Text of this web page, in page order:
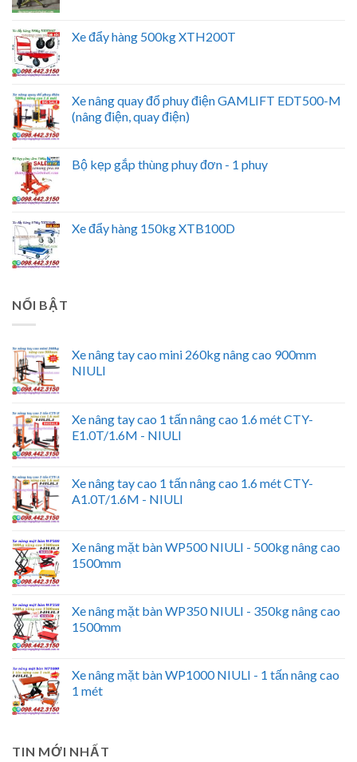
Xe đẩy hàng 500kg XTH200T
Xe nâng quay đổ phuy điện GAMLIFT EDT500-M
(nâng điện, quay điện)
Bộ kẹp gắp thùng phuy đơn - 1 phuy
Xe đẩy hàng 150kg XTB100D
NỔI BẬT
Xe nâng tay cao mini 260kg nâng cao 900mm
NIULI
Xe nâng tay cao 1 tấn nâng cao 1.6 mét CTY-
E1.0T/1.6M - NIULI
Xe nâng tay cao 1 tấn nâng cao 1.6 mét CTY-
A1.0T/1.6M - NIULI
Xe nâng mặt bàn WP500 NIULI - 500kg nâng cao
1500mm
Xe nâng mặt bàn WP350 NIULI - 350kg nâng cao
1500mm
Xe nâng mặt bàn WP1000 NIULI - 1 tấn nâng cao
1 mét
TIN MỚI NHẤT